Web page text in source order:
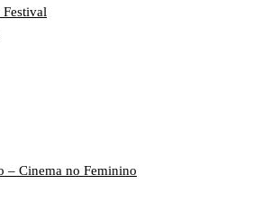
Festival
– Cinema no Feminino